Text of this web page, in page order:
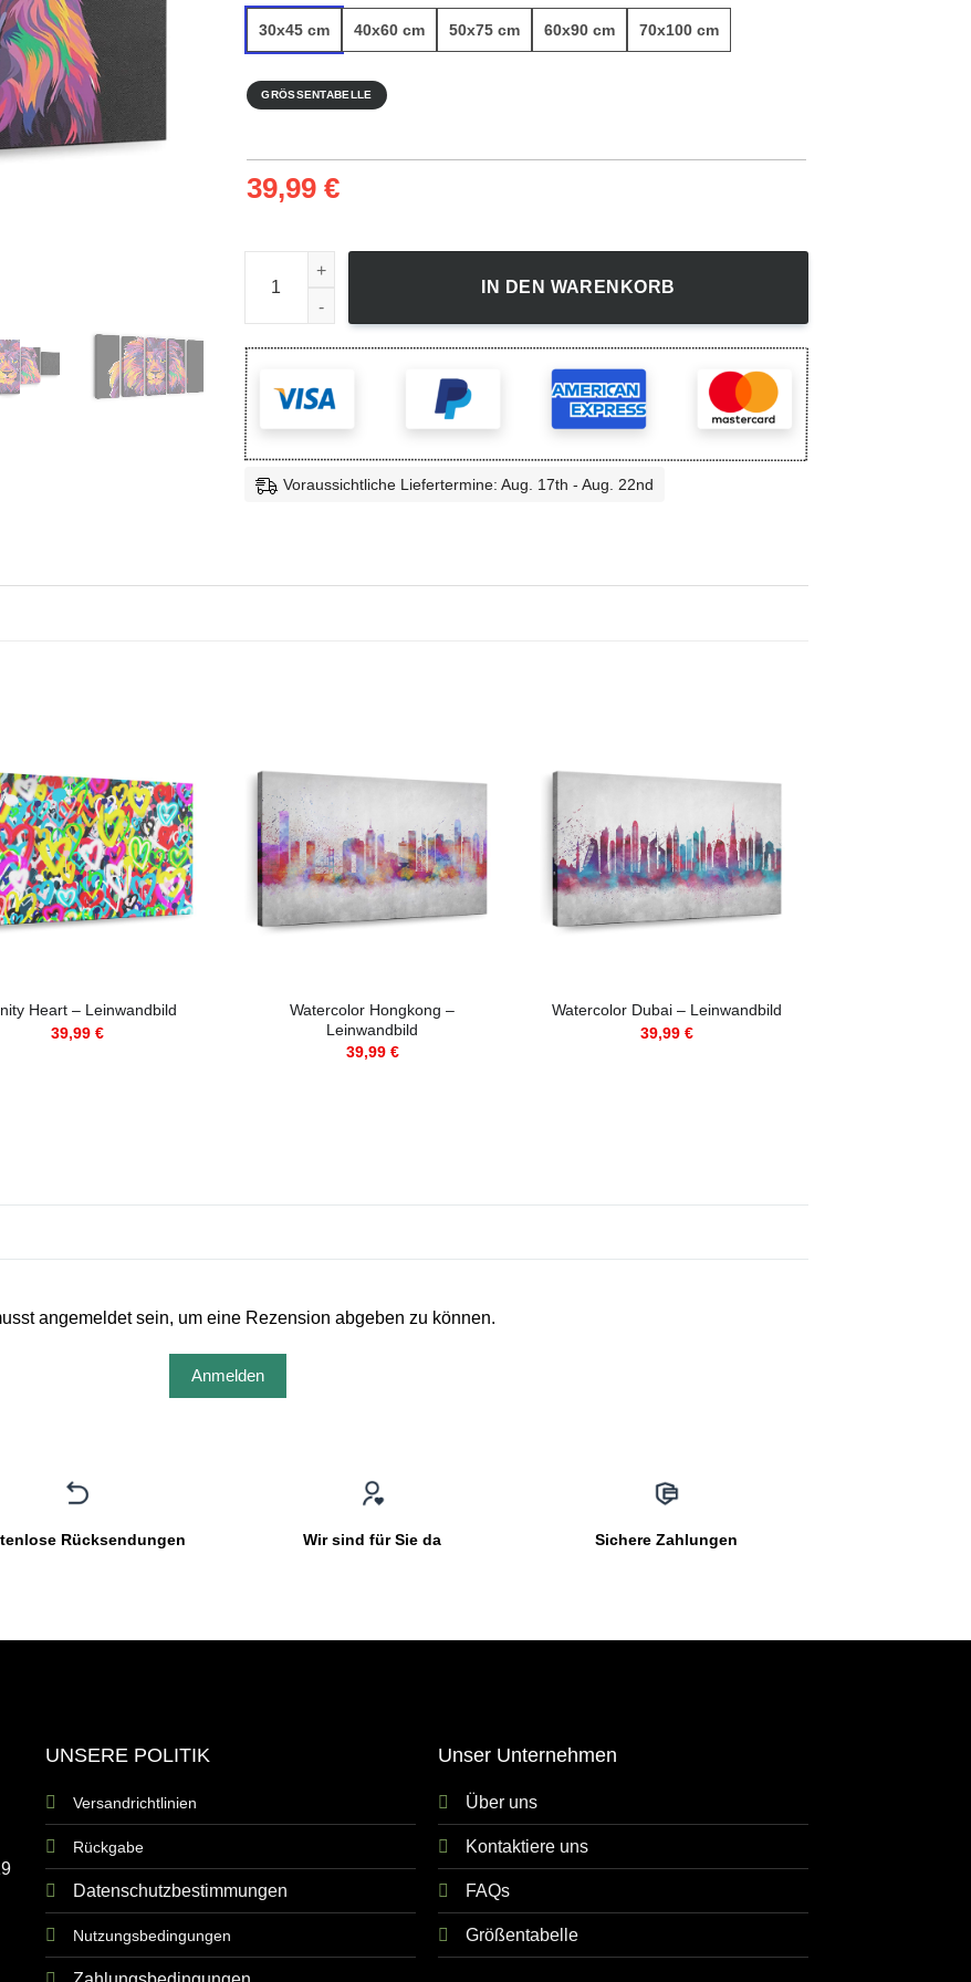
30x45 cm 40x60 cm 50x75 cm 60x90 cm 70x100 cm
GRÖSSENTABELLE
39,99 €
Lion Pop Art - Leinwandbild Menge
IN DEN WARENKORB
Voraussichtliche Liefertermine: Aug. 17th - Aug. 22nd
Heart – Leinwandbild
39,99€
Watercolor Hongkong –
Leinwandbild
39,99 €
Watercolor Dubai – Leinwandbild
39,99 €
angemeldet sein, um eine Rezension abgeben zu können.
Anmelden
Rücksendungen Wir sind für Sie da Sichere Zahlungen
UNSERE POLITIK
Versandrichtlinien
Rückgabe
Datenschutzbestimmungen
Nutzungsbedingungen
Unser Unternehmen
Über uns
Kontaktiere uns
FAQs
Größentabelle